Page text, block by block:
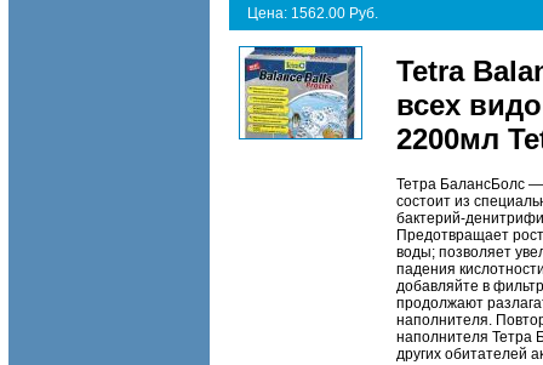
Цена: 1562.00 Руб.
Tetra
всех
2200мл
Тетра БалансБолс —
состоит из
бактерий-
Предотвращает
воды; позволяет
падения
добавляйте в
продолжают
наполнителя.
наполнителя Тетра
других обитателей